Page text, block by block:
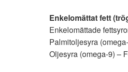
Enkelomättat fett
Enkelomättade
Palmitoljesyra
Oljesyra (omega-9) –